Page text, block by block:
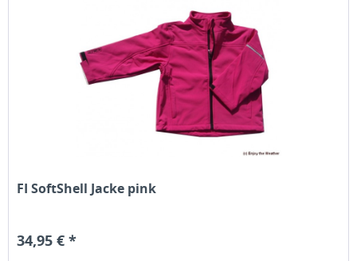
FI SoftShell Jacke pink
34,95 € *